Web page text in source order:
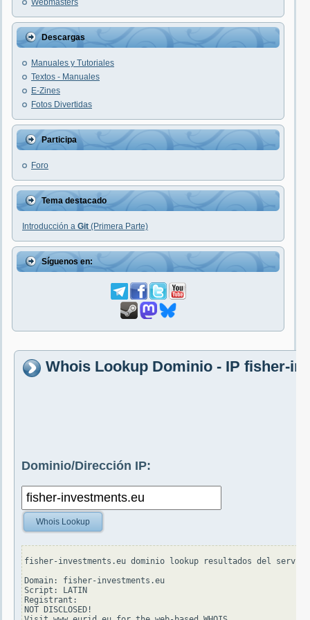
Webmasters
Descargas
Manuales y Tutoriales
Textos - Manuales
E-Zines
Fotos Divertidas
Participa
Foro
Tema destacado
Introducción a Git (Primera Parte)
Síguenos en:
Whois Lookup Dominio - IP fisher-
Dominio/Dirección IP:
Whois Lookup
fisher-investments.eu dominio lookup resultados del
Domain: fisher-investments.eu
Script: LATIN
Registrant:
NOT DISCLOSED!